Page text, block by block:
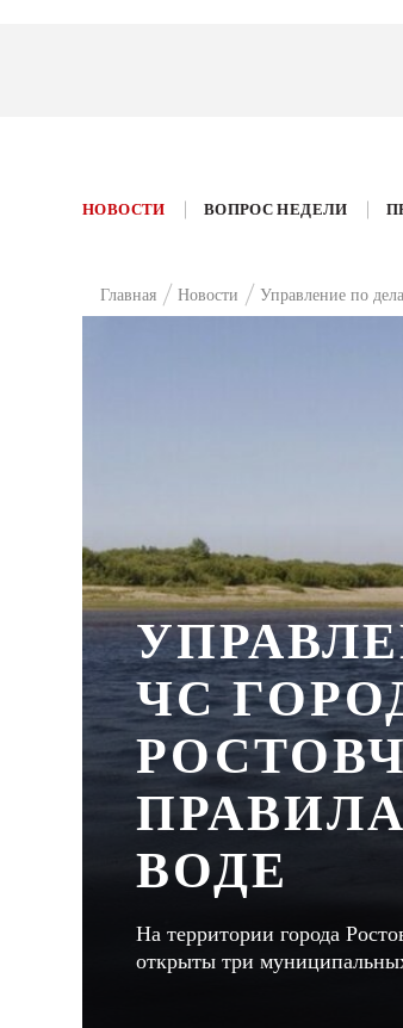
НОВОСТИ ВОПРОС НЕДЕЛИ
Главная Новости Управление по
ЧС
ВОДЕ
На территории города
открыты три